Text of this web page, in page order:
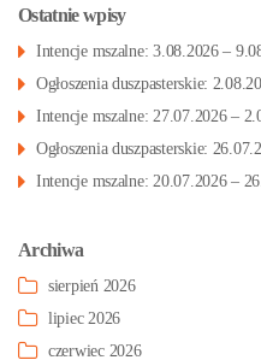
Ostatnie wpisy
Intencje mszalne: 3.08.2026 –
Ogłoszenia duszpasterskie:
Intencje mszalne: 27.07.2026 –
Ogłoszenia duszpasterskie:
Intencje mszalne: 20.07.2026 –
Archiwa
sierpień 2026
lipiec 2026
czerwiec 2026